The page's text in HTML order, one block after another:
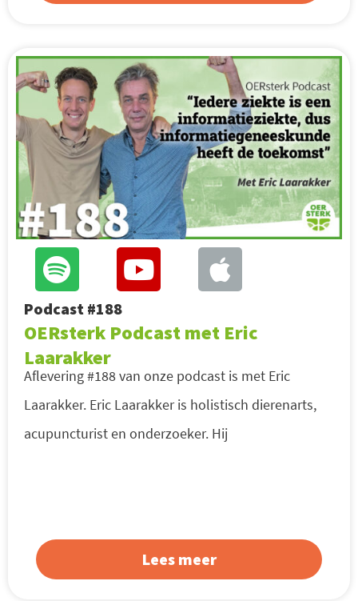
Podcast #188
OERsterk Podcast met Eric
Laarakker
Aflevering #188 van onze podcast is met Eric
Laarakker. Eric Laarakker is holistisch dierenarts,
acupuncturist en onderzoeker. Hij
Lees meer